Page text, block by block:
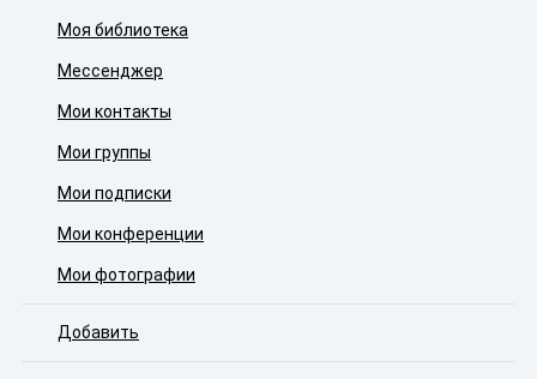
Моя библиотека
Мессенджер
Мои контакты
Мои группы
Мои подписки
Мои конференции
Мои фотографии
Добавить